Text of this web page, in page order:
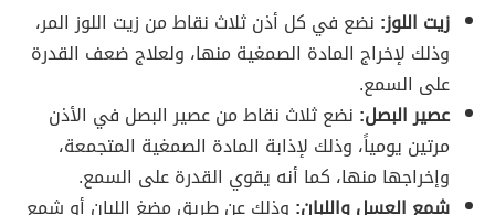
زيت اللوز: نضع في كل أذن ثلاث نقاط من زيت اللوز المر،
وذلك لإخراج المادة الصمغية منها، ولعلاج ضعف القدرة
على السمع.
عصير البصل: نضع ثلاث نقاط من عصير البصل في الأذن
مرتين يومياً، وذلك لإذابة المادة الصمغية المتجمعة،
وإخراجها منها، كما أنه يقوي القدرة على السمع.
شمع العسل واللبان: وذلك عن طريق مضغ اللبان أو شمع